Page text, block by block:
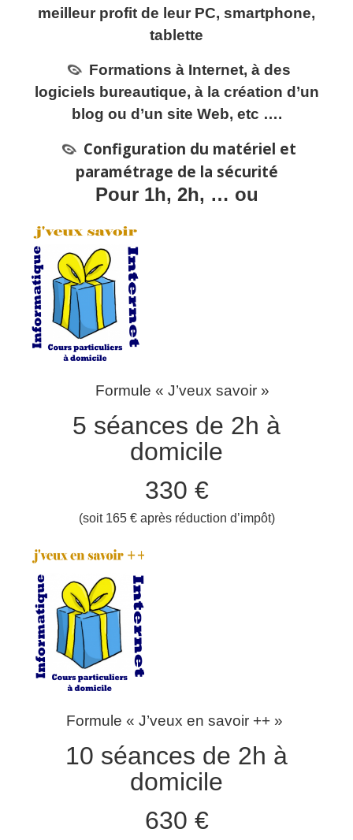
meilleur profit de leur PC, smartphone,
tablette
Formations à Internet, à des
logiciels bureautique, à la création d’un
blog ou d’un site Web, etc ….
Configuration du matériel et
paramétrage de la sécurité
Pour 1h, 2h, … ou
Formule « J’veux savoir »
5 séances de 2h à
domicile
330 €
(soit 165 € après réduction d’impôt)
Formule « J’veux en savoir ++ »
10 séances de 2h à
domicile
630 €